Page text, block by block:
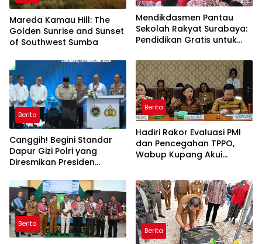
Mareda Kamau Hill: The
Golden Sunrise and Sunset
of Southwest Sumba
Mendikdasmen Pantau
Sekolah Rakyat Surabaya:
Pendidikan Gratis untuk
Berita
Canggih! Begini Standar
Dapur Gizi Polri yang
Diresmikan Presiden
Berita
Hadiri Rakor Evaluasi PMI
dan Pencegahan TPPO,
Wabup Kupang Akui
Berita
Berita